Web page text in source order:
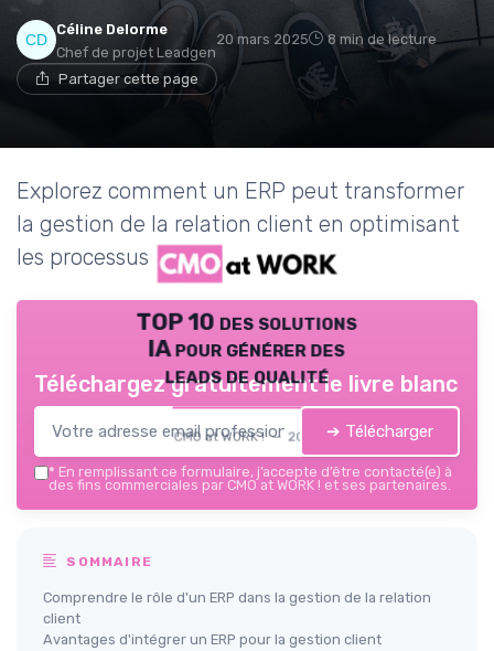
Céline Delorme
Chef de projet Leadgen
20 mars 2025 8 min de lecture
Partager cette page
Explorez comment un ERP peut transformer
la gestion de la relation client en optimisant
les processus marketing.
TOP 10 des solutions
IA pour générer des
leads de qualité
CMO at WORK ! — 2026
Téléchargez gratuitement le livre blanc
➔ Télécharger
* En remplissant ce formulaire, j’accepte d’être contacté(e) à
des fins commerciales par CMO at WORK ! et ses partenaires.
SOMMAIRE
Comprendre le rôle d'un ERP dans la gestion de la relation
client
Avantages d'intégrer un ERP pour la gestion client